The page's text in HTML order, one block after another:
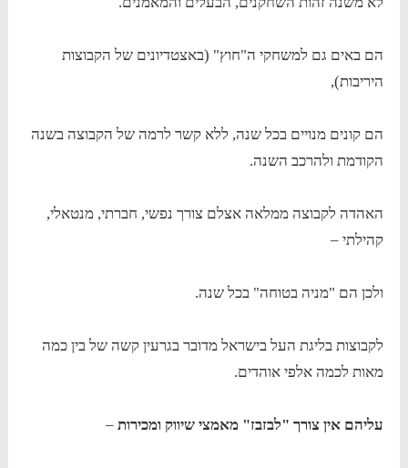
הם באים גם למשחקי ה"חוץ" (באצטדיונים של הקבוצות
היריבות),
הם קונים מנויים בכל שנה, ללא קשר לרמה של הקבוצה בשנה
הקודמת ולהרכב השנה.
האהדה לקבוצה ממלאה אצלם צורך נפשי, חברתי, מנטאלי,
קהילתי –
ולכן הם "מניה בטוחה" בכל שנה.
לקבוצות בליגת העל בישראל מדובר בגרעין קשה של בין כמה
מאות לכמה אלפי אוהדים.
עליהם אין צורך "לבזבז" מאמצי שיווק ומכירות –